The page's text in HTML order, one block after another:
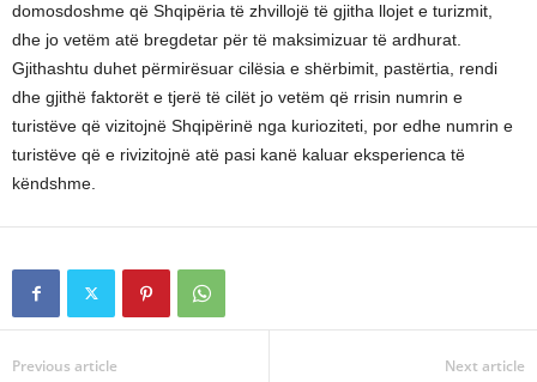
domosdoshme që Shqipëria të zhvillojë të gjitha llojet e turizmit,
dhe jo vetëm atë bregdetar për të maksimizuar të ardhurat.
Gjithashtu duhet përmirësuar cilësia e shërbimit, pastërtia, rendi
dhe gjithë faktorët e tjerë të cilët jo vetëm që rrisin numrin e
turistëve që vizitojnë Shqipërinë nga kurioziteti, por edhe numrin e
turistëve që e rivizitojnë atë pasi kanë kaluar eksperienca të
këndshme.
Previous article Next article